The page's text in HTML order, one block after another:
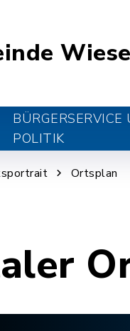
BÜRGERSERVICE
POLITIK
Ortsplan